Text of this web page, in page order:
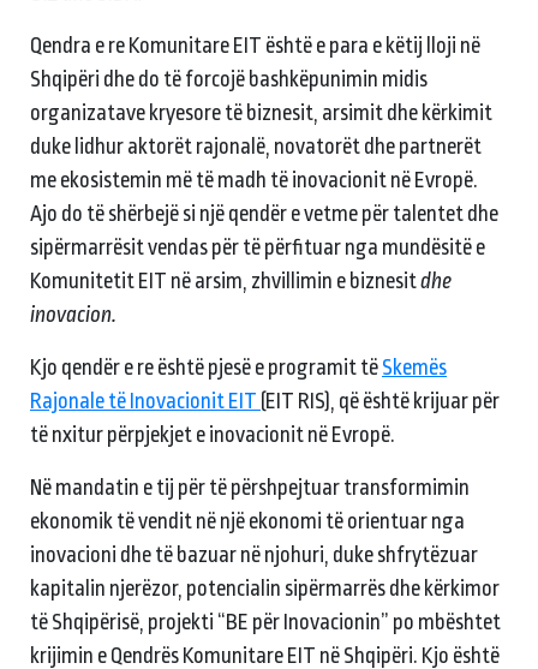
Qendra e re Komunitare EIT është e para e këtij lloji në
Shqipëri dhe do të forcojë bashkëpunimin midis
organizatave kryesore të biznesit, arsimit dhe kërkimit
duke lidhur aktorët rajonalë, novatorët dhe partnerët
me ekosistemin më të madh të inovacionit në Evropë.
Ajo do të shërbejë si një qendër e vetme për talentet dhe
sipërmarrësit vendas për të përfituar nga mundësitë e
Komunitetit EIT në arsim, zhvillimin e biznesitdhe
inovacion.
Kjo qendër e re është pjesë e programit të Skemës
Rajonale të Inovacionit EIT (EIT RIS), që është krijuar për
të nxitur përpjekjet e inovacionit në Evropë.
Në mandatin e tij për të përshpejtuar transformimin
ekonomik të vendit në një ekonomi të orientuar nga
inovacioni dhe të bazuar në njohuri, duke shfrytëzuar
kapitalin njerëzor, potencialin sipërmarrës dhe kërkimor
të Shqipërisë, projekti “BE për Inovacionin” po mbështet
krijimin e Qendrës Komunitare EIT në Shqipëri. Kjo është